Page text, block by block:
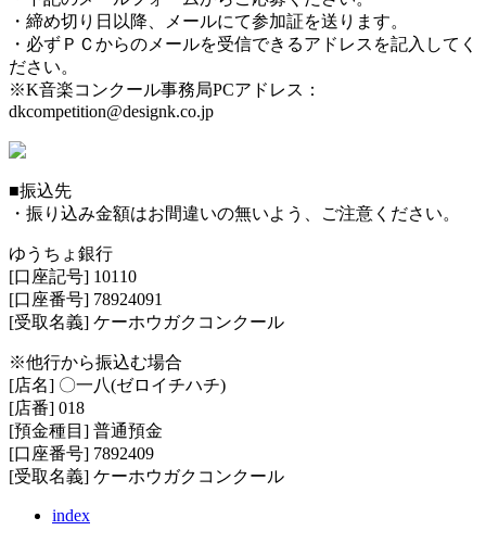
・締め切り日以降、メールにて参加証を送ります。
・必ずＰＣからのメールを受信できるアドレスを記入してく
ださい。
※K音楽コンクール事務局PCアドレス：
dkcompetition@designk.co.jp
■振込先
・振り込み金額はお間違いの無いよう、ご注意ください。
ゆうちょ銀行
[口座記号] 10110
[口座番号] 78924091
[受取名義] ケーホウガクコンクール
※他行から振込む場合
[店名] 〇一八(ゼロイチハチ)
[店番] 018
[預金種目] 普通預金
[口座番号] 7892409
[受取名義] ケーホウガクコンクール
index